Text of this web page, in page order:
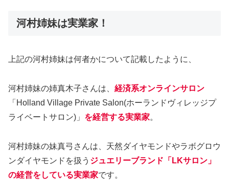
河村姉妹は実業家！
上記の河村姉妹は何者かについて記載したように、
河村姉妹の姉真木子さんは、 経済系オンラインサロン
「Holland Village Private Salon(ホーランドヴィレッジプ
ライベートサロン)」 を経営する実業家。
河村姉妹の妹真弓さんは、天然ダイヤモンドやラボグロウ
ンダイヤモンドを扱う ジュエリーブランド「LKサロン」
の経営をしている実業家です。